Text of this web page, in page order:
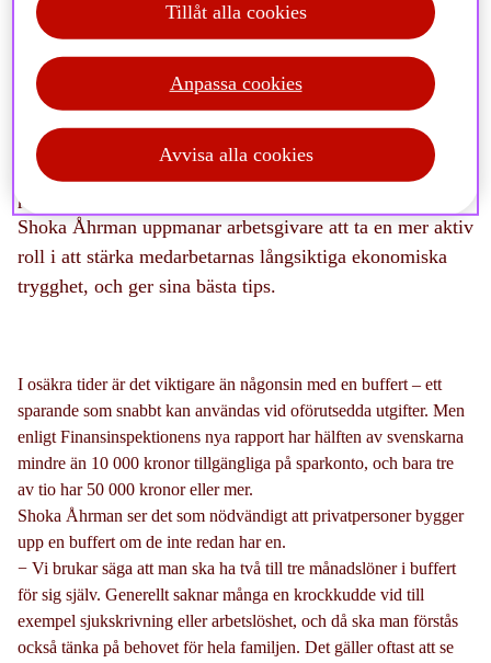
Varannan svensk har mindre än 10 000 kronor i
buffertsparande, visar en ny rapport från
Finansinspektionen. En sårbarhet i en tid av stigande
priser och ekonomisk osäkerhet. SPP:s sparekonom
Shoka Åhrman uppmanar arbetsgivare att ta en mer aktiv
roll i att stärka medarbetarnas långsiktiga ekonomiska
trygghet, och ger sina bästa tips.
I osäkra tider är det viktigare än någonsin med en buffert – ett
sparande som snabbt kan användas vid oförutsedda utgifter. Men
enligt Finansinspektionens nya rapport har hälften av svenskarna
mindre än 10 000 kronor tillgängliga på sparkonto, och bara tre
av tio har 50 000 kronor eller mer.
Shoka Åhrman ser det som nödvändigt att privatpersoner bygger
upp en buffert om de inte redan har en.
− Vi brukar säga att man ska ha två till tre månadslöner i buffert
för sig själv. Generellt saknar många en krockkudde vid till
exempel sjukskrivning eller arbetslöshet, och då ska man förstås
också tänka på behovet för hela familjen. Det gäller oftast att se
Anpassa cookies
Avvisa alla cookies
Tillåt alla cookies